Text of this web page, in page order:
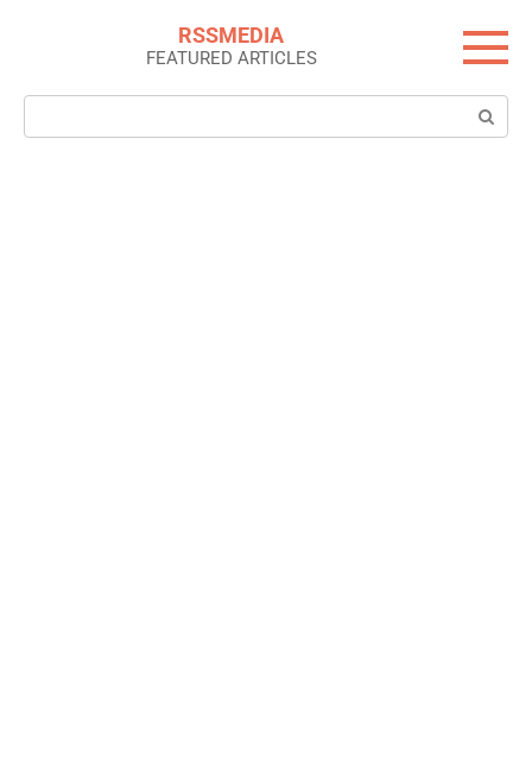
RSSMEDIA
FEATURED ARTICLES
Search: